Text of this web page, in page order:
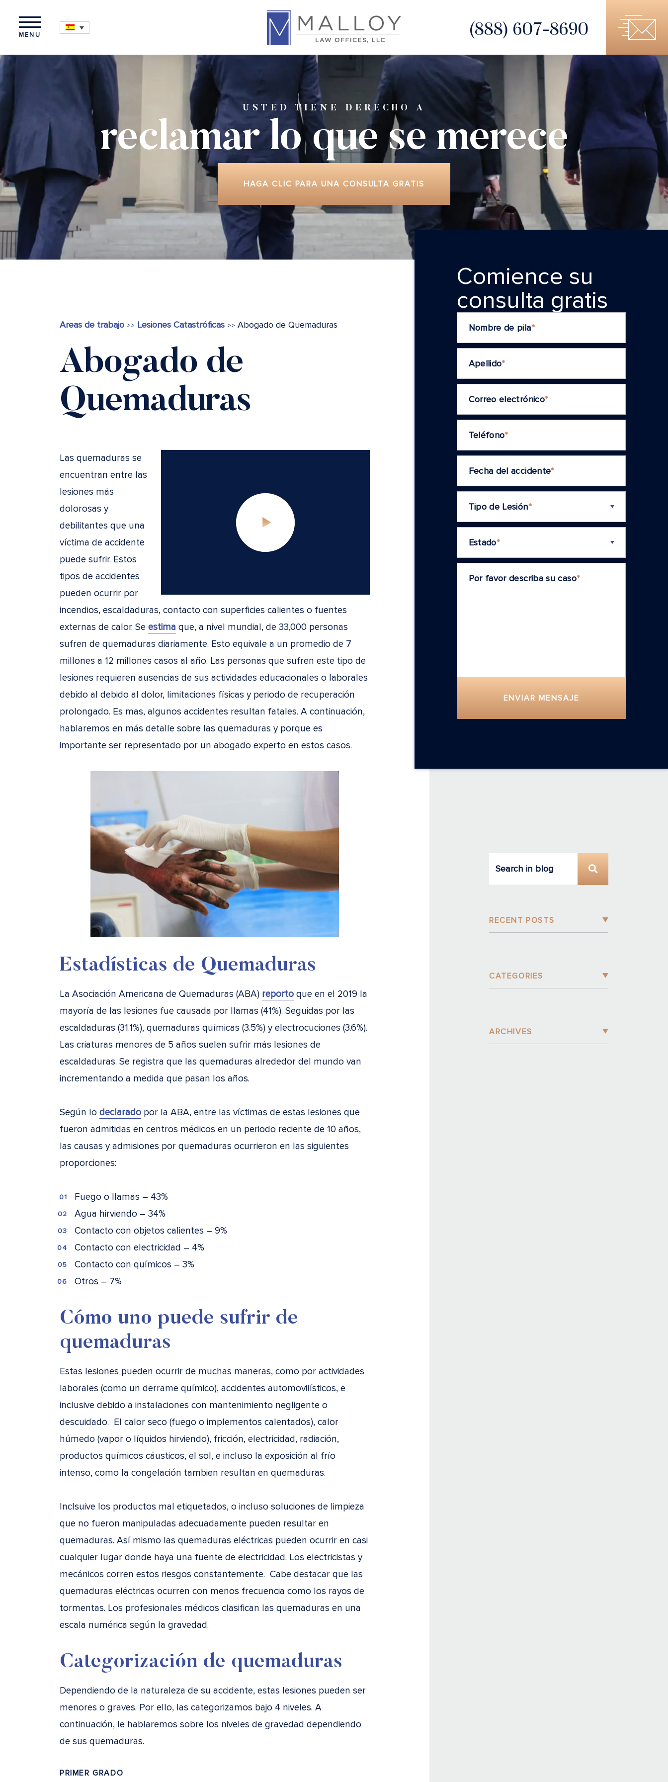
MENU (888) 607-8690
USTED TIENE DERECHO A
reclamar lo quese merece
HAGA CLIC PARA UNA CONSULTA GRATIS
Areas de trabajo >> Lesiones Catastróficas >> Abogado de Quemaduras
Abogado de
Quemaduras
Las quemaduras se
encuentran entre las
lesiones más
dolorosas y
debilitantes que una
víctima de accidente
puede sufrir. Estos
tipos de accidentes
pueden ocurrir por
incendios, escaldaduras, contacto con superficies calientes o fuentes
externas de calor. Se estima que, a nivel mundial, de 33,000 personas
sufren de quemaduras diariamente. Esto equivale a un promedio de 7
millones a 12 millones casos al año. Las personas que sufren este tipo de
lesiones requieren ausencias de sus actividades educacionales o laborales
debido al debido al dolor, limitaciones físicas y periodo de recuperación
prolongado. Es mas, algunos accidentes resultan fatales. A continuación,
hablaremos en más detalle sobre las quemaduras y porque es
importante ser representado por un abogado experto en estos casos.
Estadísticas de Quemaduras
La Asociación Americana de Quemaduras (ABA) reporto que en el 2019 la
mayoría de las lesiones fue causada por llamas (41%). Seguidas por las
escaldaduras (31.1%), quemaduras químicas (3.5%) y electrocuciones (3.6%).
Las criaturas menores de 5 años suelen sufrir más lesiones de
escaldaduras. Se registra que las quemaduras alrededor del mundo van
incrementando a medida que pasan los años.
Según lo declarado por la ABA, entre las víctimas de estas lesiones que
fueron admitidas en centros médicos en un periodo reciente de 10 años,
las causas y admisiones por quemaduras ocurrieron en las siguientes
proporciones:
Fuego o llamas – 43%
Agua hirviendo – 34%
Contacto con objetos calientes – 9%
Contacto con electricidad – 4%
Contacto con químicos – 3%
Otros – 7%
Cómo uno puede sufrir de
quemaduras
Estas lesiones pueden ocurrir de muchas maneras, como por actividades
laborales (como un derrame químico), accidentes automovilísticos, e
inclusive debido a instalaciones con mantenimiento negligente o
descuidado. El calor seco (fuego o implementos calentados), calor
húmedo (vapor o líquidos hirviendo), fricción, electricidad, radiación,
productos químicos cáusticos, el sol, e incluso la exposición al frío
intenso, como la congelación tambien resultan en quemaduras.
Inclsuive los productos mal etiquetados, o incluso soluciones de limpieza
que no fueron manipuladas adecuadamente pueden resultar en
quemaduras. Así mismo las quemaduras eléctricas pueden ocurrir en casi
cualquier lugar donde haya una fuente de electricidad. Los electricistas y
mecánicos corren estos riesgos constantemente. Cabe destacar que las
quemaduras eléctricas ocurren con menos frecuencia como los rayos de
tormentas. Los profesionales médicos clasifican las quemaduras en una
escala numérica según la gravedad.
Categorización de quemaduras
Dependiendo de la naturaleza de su accidente, estas lesiones pueden ser
menores o graves. Por ello, las categorizamos bajo 4 niveles. A
continuación, le hablaremos sobre los niveles de gravedad dependiendo
de sus quemaduras.
PRIMER GRADO
Comience su
consulta grаtis
Nombre de pila*
Apellido*
Correo electrónico*
Teléfono*
Fecha del accidente*
Tipo de Lesión*
Estado*
Por favor describa su caso*
ENVIAR MENSAJE
RECENT POSTS
CATEGORIES
ARCHIVES